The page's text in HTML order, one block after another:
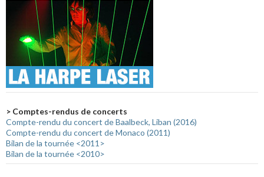
> Comptes-rendus de concerts
Compte-rendu du concert de Baalbeck, Liban (2016)
Compte-rendu du concert de Monaco (2011)
Bilan de la tournée <2011>
Bilan de la tournée <2010>